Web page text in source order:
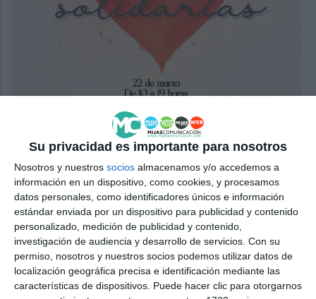
Su privacidad es importante para nosotros
Nosotros y nuestros socios almacenamos y/o accedemos a
información en un dispositivo, como cookies, y procesamos
datos personales, como identificadores únicos e información
estándar enviada por un dispositivo para publicidad y contenido
personalizado, medición de publicidad y contenido,
investigación de audiencia y desarrollo de servicios. Con su
permiso, nosotros y nuestros socios podemos utilizar datos de
localización geográfica precisa e identificación mediante las
características de dispositivos. Puede hacer clic para otorgarnos
Cartel promocional de la cita. MIJAS COMUNICACIÓN.